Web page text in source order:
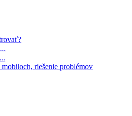
riešenie problémov